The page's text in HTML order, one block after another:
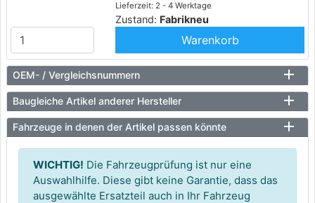
Lieferzeit: 2 - 4 Werktage
Zustand: Fabrikneu
Warenkorb
OEM- / Vergleichsnummern
Baugleiche Artikel anderer Hersteller
Fahrzeuge in denen der Artikel passen könnte
WICHTIG! Die Fahrzeugprüfung ist nur eine
Auswahlhilfe. Diese gibt keine Garantie, dass das
ausgewählte Ersatzteil auch in Ihr Fahrzeug